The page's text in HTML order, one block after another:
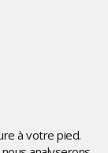
à votre pied.